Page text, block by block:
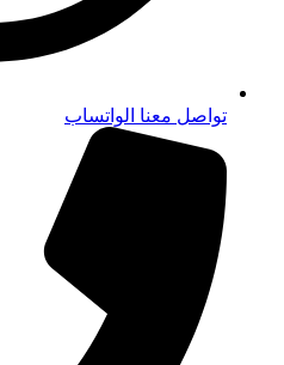
تواصل معنا الواتساب